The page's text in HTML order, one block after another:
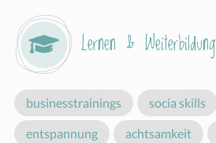
Lernen & Weiterbildung
businesstrainings socia skills
entspannung achtsamkeit